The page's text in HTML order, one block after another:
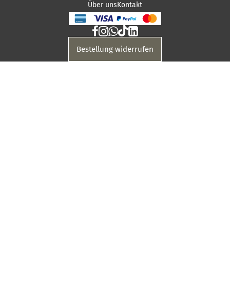
Über unsKontakt
Bestellung widerrufen